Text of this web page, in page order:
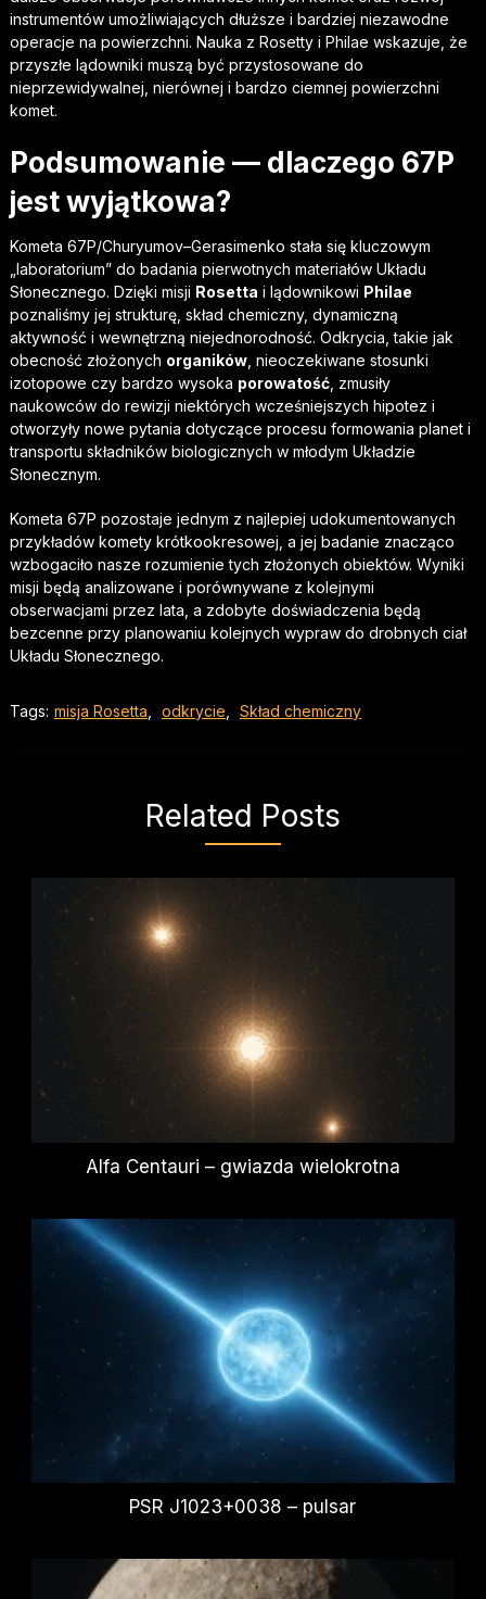
instrumentów umożliwiających dłuższe i bardziej niezawodne
operacje na powierzchni. Nauka z Rosetty i Philae wskazuje, że
przyszłe lądowniki muszą być przystosowane do
nieprzewidywalnej, nierównej i bardzo ciemnej powierzchni
komet.
Podsumowanie — dlaczego 67P
jest wyjątkowa?
Kometa 67P/Churyumov–Gerasimenko stała się kluczowym
„laboratorium” do badania pierwotnych materiałów Układu
Słonecznego. Dzięki misji Rosetta i lądownikowi Philae
poznaliśmy jej strukturę, skład chemiczny, dynamiczną
aktywność i wewnętrzną niejednorodność. Odkrycia, takie jak
obecność złożonych organików, nieoczekiwane stosunki
izotopowe czy bardzo wysoka porowatość, zmusiły
naukowców do rewizji niektórych wcześniejszych hipotez i
otworzyły nowe pytania dotyczące procesu formowania planet i
transportu składników biologicznych w młodym Układzie
Słonecznym.
Kometa 67P pozostaje jednym z najlepiej udokumentowanych
przykładów komety krótkookresowej, a jej badanie znacząco
wzbogaciło nasze rozumienie tych złożonych obiektów. Wyniki
misji będą analizowane i porównywane z kolejnymi
obserwacjami przez lata, a zdobyte doświadczenia będą
bezcenne przy planowaniu kolejnych wypraw do drobnych ciał
Układu Słonecznego.
Tags: misja Rosetta odkrycie Skład chemiczny
Related Posts
Alfa Centauri – gwiazda wielokrotna
PSR J1023+0038 – pulsar